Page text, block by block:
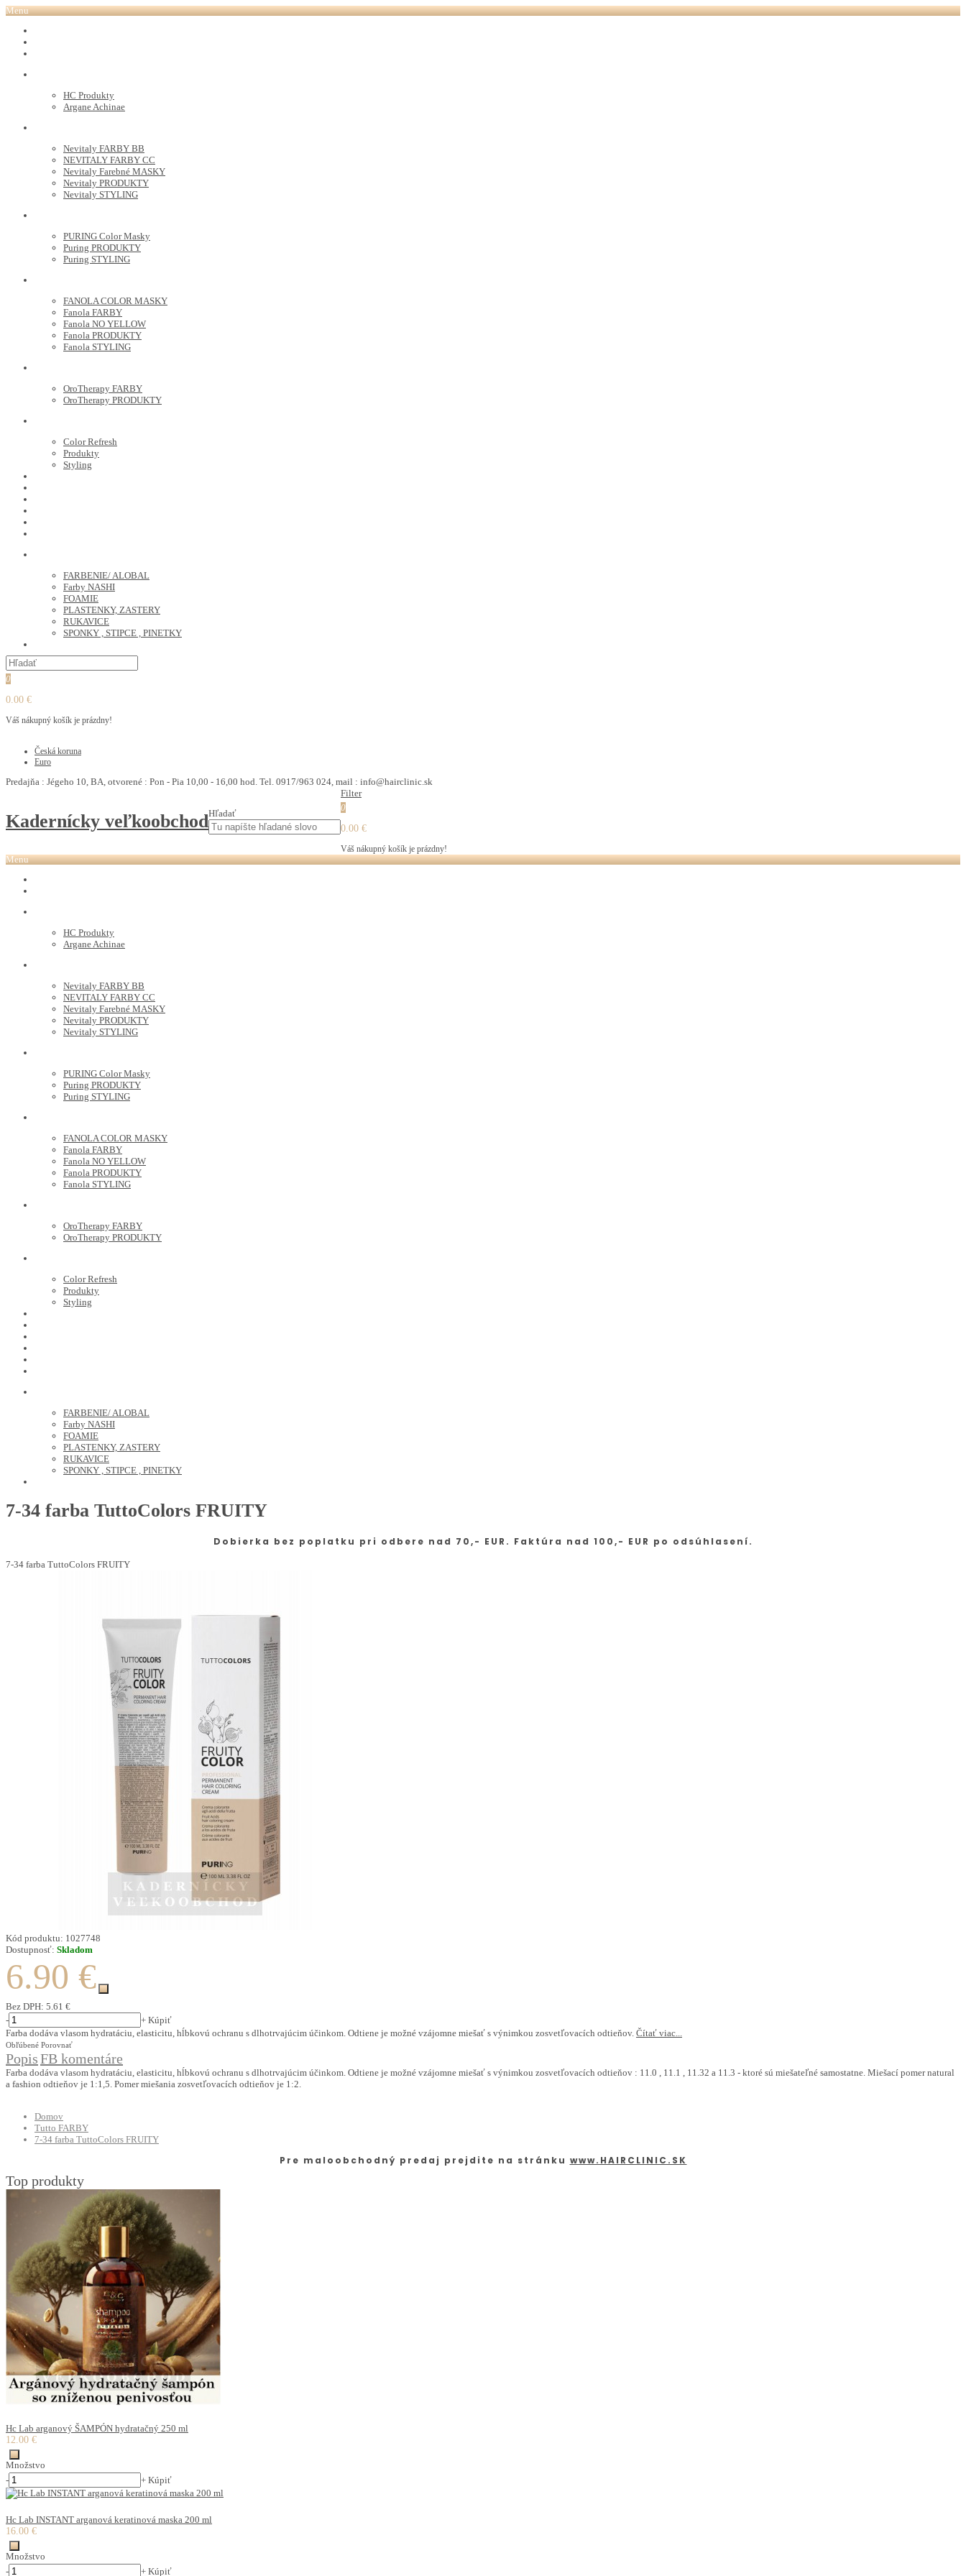
Menu
HC Produkty
Argane Achinae
Nevitaly FARBY BB
NEVITALY FARBY CC
Nevitaly Farebné MASKY
Nevitaly PRODUKTY
Nevitaly STYLING
PURING Color Masky
Puring PRODUKTY
Puring STYLING
FANOLA COLOR MASKY
Fanola FARBY
Fanola NO YELLOW
Fanola PRODUKTY
Fanola STYLING
OroTherapy FARBY
OroTherapy PRODUKTY
Color Refresh
Produkty
Styling
FARBENIE/ ALOBAL
Farby NASHI
FOAMIE
PLASTENKY, ZASTERY
RUKAVICE
SPONKY , STIPCE , PINETKY
0
0.00 €
Váš nákupný košík je prázdny!
Česká koruna
Euro
Predajňa : Jégeho 10, BA, otvorené : Pon - Pia 10,00 - 16,00 hod. Tel. 0917/963 024, mail : info@hairclinic.sk
Kadernícky veľkoobchodHľadať
Filter
0
0.00 €
Váš nákupný košík je prázdny!
Menu
HC Produkty
Argane Achinae
Nevitaly FARBY BB
NEVITALY FARBY CC
Nevitaly Farebné MASKY
Nevitaly PRODUKTY
Nevitaly STYLING
PURING Color Masky
Puring PRODUKTY
Puring STYLING
FANOLA COLOR MASKY
Fanola FARBY
Fanola NO YELLOW
Fanola PRODUKTY
Fanola STYLING
OroTherapy FARBY
OroTherapy PRODUKTY
Color Refresh
Produkty
Styling
FARBENIE/ ALOBAL
Farby NASHI
FOAMIE
PLASTENKY, ZASTERY
RUKAVICE
SPONKY , STIPCE , PINETKY
7-34 farba TuttoColors FRUITY
Dobierka bez poplatku pri odbere nad 70,- EUR. Faktúra nad 100,- EUR po odsúhlasení.
7-34 farba TuttoColors FRUITY
Kód produktu: 1027748
Dostupnosť: Skladom
6.90 €
Bez DPH: 5.61 €
-
+ Kúpiť
Farba dodáva vlasom hydratáciu, elasticitu, hĺbkovú ochranu s dlhotrvajúcim účinkom. Odtiene je možné vzájomne miešať s výnimkou zosvetľovacích odtieňov. Čítať viac...
Obľúbené Porovnať
PopisFB komentáre
Farba dodáva vlasom hydratáciu, elasticitu, hĺbkovú ochranu s dlhotrvajúcim účinkom. Odtiene je možné vzájomne miešať s výnimkou zosvetľovacích odtieňov : 11.0 , 11.1 , 11.32 a 11.3 - ktoré sú miešateľné samostatne. Miešací pomer natural
a fashion odtieňov je 1:1,5. Pomer miešania zosvetľovacích odtieňov je 1:2.
Domov
Tutto FARBY
7-34 farba TuttoColors FRUITY
Pre maloobchodný predaj prejdite na stránku www.HAIRCLINIC.SK
Top produkty
Hc Lab arganový ŠAMPÓN hydratačný 250 ml
12.00 €
Množstvo
-
+ Kúpiť
Hc Lab INSTANT arganová keratinová maska 200 ml
16.00 €
Množstvo
-
+ Kúpiť